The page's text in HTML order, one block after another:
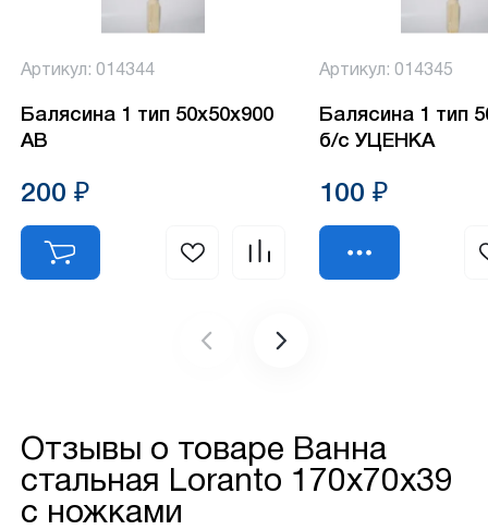
Артикул: 014344
Балясина 1 тип 50х50х900
АВ
200 ₽
Артикул: 014345
Балясина 1 тип
б/с УЦЕНКА
100 ₽
Отзывы о товаре Ванна
стальная Loranto 170x70x39
с ножками